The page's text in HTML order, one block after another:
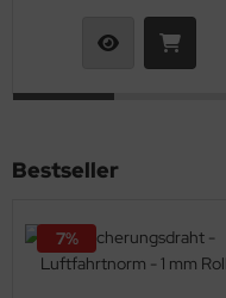
Bestseller
7%
/ Vortex / Profilstreben
& Muttern